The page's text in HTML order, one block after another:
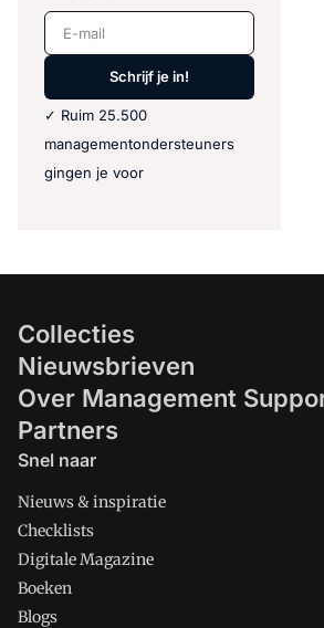
E-mail
Schrijf je in!
✓ Ruim 25.500
managementondersteuners
gingen je voor
Collecties
Nieuwsbrieven
Over Management
Partners
Snel naar
Nieuws & inspiratie
Checklists
Digitale Magazine
Boeken
Blogs